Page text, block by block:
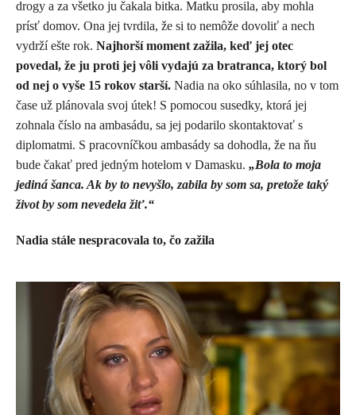
drogy a za všetko ju čakala bitka. Matku prosila, aby mohla
prísť domov. Ona jej tvrdila, že si to nemôže dovoliť a nech
vydrží ešte rok. Najhorší moment zažila, keď jej otec
povedal, že ju proti jej vôli vydajú za bratranca, ktorý bol
od nej o vyše 15 rokov starší. Nadia na oko súhlasila, no v tom
čase už plánovala svoj útek! S pomocou susedky, ktorá jej
zohnala číslo na ambasádu, sa jej podarilo skontaktovať s
diplomatmi. S pracovníčkou ambasády sa dohodla, že na ňu
bude čakať pred jedným hotelom v Damasku. „Bola to moja
jediná šanca. Ak by to nevyšlo, zabila by som sa, pretože taký
život by som nevedela žiť.“
Nadia stále nespracovala to, čo zažila